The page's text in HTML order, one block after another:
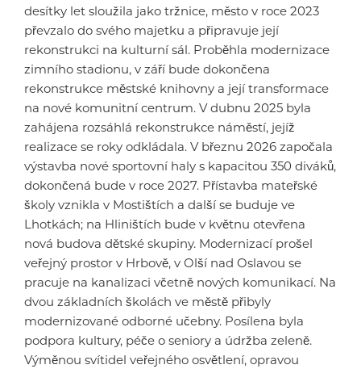
desítky let sloužila jako tržnice, město v roce 2023
převzalo do svého majetku a připravuje její
rekonstrukci na kulturní sál. Proběhla modernizace
zimního stadionu, v září bude dokončena
rekonstrukce městské knihovny a její transformace
na nové komunitní centrum. V dubnu 2025 byla
zahájena rozsáhlá rekonstrukce náměstí, jejíž
realizace se roky odkládala. V březnu 2026 započala
výstavba nové sportovní haly s kapacitou 350 diváků,
dokončená bude v roce 2027. Přístavba mateřské
školy vznikla v Mostištích a další se buduje ve
Lhotkách; na Hliništích bude v květnu otevřena
nová budova dětské skupiny. Modernizací prošel
veřejný prostor v Hrbově, v Olší nad Oslavou se
pracuje na kanalizaci včetně nových komunikací. Na
dvou základních školách ve městě přibyly
modernizované odborné učebny. Posílena byla
podpora kultury, péče o seniory a údržba zeleně.
Výměnou svítidel veřejného osvětlení, opravou